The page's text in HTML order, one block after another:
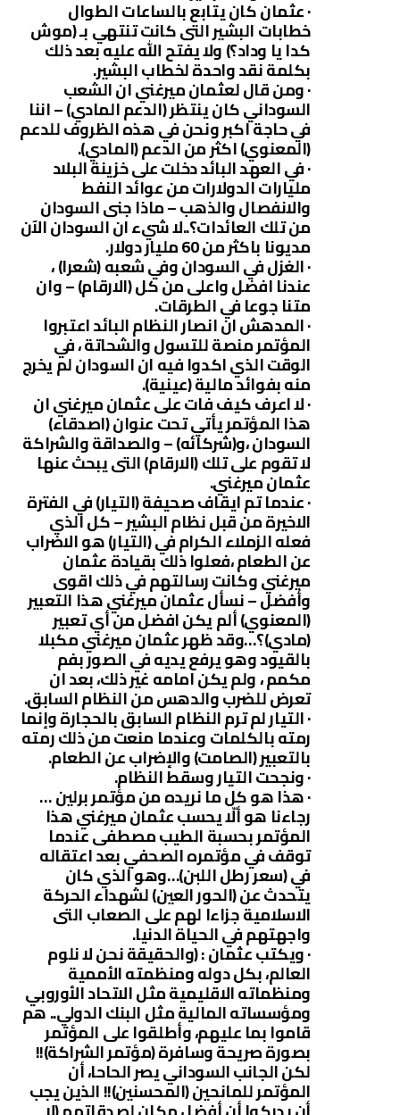
· عثمان كان يتابع بالساعات الطوال
خطابات البشير التى كانت تنتهي بـ (موش
كدا يا وداد؟) ولا يفتح الله عليه بعد ذلك
بكلمة نقد واحدة لخطاب البشير.
· ومن قال لعثمان ميرغني ان الشعب
السوداني كان ينتظر (الدعم المادي) – اننا
في حاجة اكبر ونحن في هذه الظروف للدعم
(المعنوي) اكثر من الدعم (المادي).
· في العهد البائد دخلت على خزينة البلاد
مليارات الدولارات من عوائد النفط
والانفصال والذهب – ماذا جنى السودان
من تلك العائدات؟..لا شيء ان السودان الآن
مديونا باكثر من 60 مليار دولار.
· الغزل في السودان وفي شعبه (شعرا) ،
عندنا افضل واعلى من كل (الارقام) – وان
متنا جوعا في الطرقات.
· المدهش ان انصار النظام البائد اعتبروا
المؤتمر منصة للتسول والشحاتة ، في
الوقت الذي اكدوا فيه ان السودان لم يخرج
منه بفوائد مالية (عينية).
· لا اعرف كيف فات على عثمان ميرغني ان
هذا المؤتمر يأتي تحت عنوان (اصدقاء)
السودان ،و(شركائه) – والصداقة والشراكة
لا تقوم على تلك (الارقام) التى يبحث عنها
عثمان ميرغني.
· عندما تم ايقاف صحيفة (التيار) في الفترة
الاخيرة من قبل نظام البشير – كل الذي
فعله الزملاء الكرام في (التيار) هو الاضراب
عن الطعام ،فعلوا ذلك بقيادة عثمان
ميرغني وكانت رسالتهم في ذلك اقوى
وأفضل – نسأل عثمان ميرغني هذا التعبير
(المعنوي) ألم يكن افضل من أي تعبير
(مادي)؟…وقد ظهر عثمان ميرغني مكبلا
بالقيود وهو يرفع يديه في الصور بفم
مكمم ، ولم يكن امامه غير ذلك، بعد ان
تعرض للضرب والدهس من النظام السابق.
· التيار لم ترم النظام السابق بالحجارة وإنما
رمته بالكلمات وعندما منعت من ذلك رمته
بالتعبير (الصامت) والإضراب عن الطعام.
· ونجحت التيار وسقط النظام.
· هذا هو كل ما نريده من مؤتمر برلين …
رجاءنا هو ألّا يحسب عثمان ميرغني هذا
المؤتمر بحسبة الطيب مصطفى عندما
توقف في مؤتمره الصحفي بعد اعتقاله
في (سعر رطل اللبن)…وهو الذي كان
يتحدث عن (الحور العين) لشهداء الحركة
الاسلامية جزاءا لهم على الصعاب التى
واجهتهم في الحياة الدنيا.
· ويكتب عثمان : (والحقيقة نحن لا نلوم
العالم، بكل دوله ومنظمته الأممية
ومنظماته الاقليمية مثل الاتحاد الأوروبي
ومؤسساته المالية مثل البنك الدولي.. هم
قاموا بما عليهم، وأطلقوا على المؤتمر
بصورة صريحة وسافرة (مؤتمر الشراكة)!!
لكن الجانب السوداني يصر الحاحا، أن
المؤتمر للمانحين (المحسنين)!! الذين يجب